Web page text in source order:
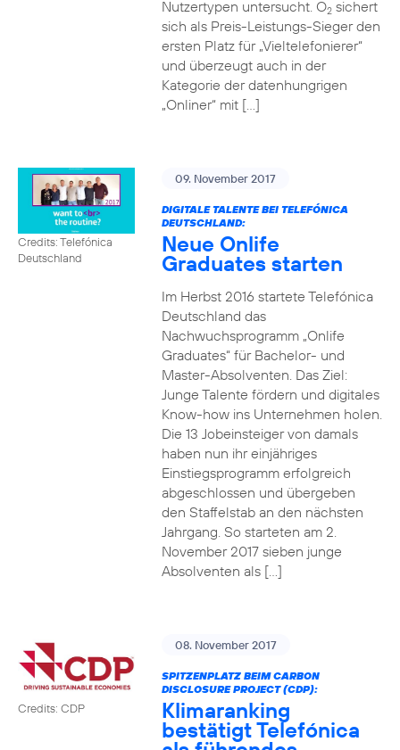
Nutzertypen untersucht. O2sichert
sich als Preis-Leistungs-Sieger den
ersten Platz für „Vieltelefonierer“
und überzeugt auch in der
Kategorie der datenhungrigen
„Onliner“ mit […]
Credits: Telefónica
Deutschland
09. November 2017
DIGITALE TALENTE BEI TELEFÓNICA
DEUTSCHLAND:
Neue Onlife
Graduates starten
Im Herbst 2016 startete Telefónica
Deutschland das
Nachwuchsprogramm „Onlife
Graduates“ für Bachelor- und
Master-Absolventen. Das Ziel:
Junge Talente fördern und digitales
Know-how ins Unternehmen holen.
Die 13 Jobeinsteiger von damals
haben nun ihr einjähriges
Einstiegsprogramm erfolgreich
abgeschlossen und übergeben
den Staffelstab an den nächsten
Jahrgang. So starteten am 2.
November 2017 sieben junge
Absolventen als […]
Credits: CDP
08. November 2017
SPITZENPLATZ BEIM CARBON
DISCLOSURE PROJECT (CDP):
Klimaranking
bestätigt Telefónica